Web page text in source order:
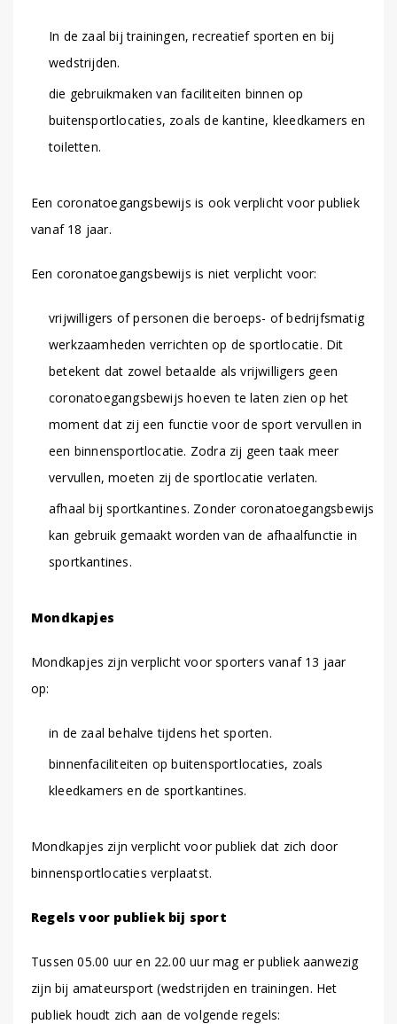
In de zaal bij trainingen, recreatief sporten en bij
wedstrijden.
die gebruikmaken van faciliteiten binnen op
buitensportlocaties, zoals de kantine, kleedkamers en
toiletten.
Een coronatoegangsbewijs is ook verplicht voor publiek
vanaf 18 jaar.
Een coronatoegangsbewijs is niet verplicht voor:
vrijwilligers of personen die beroeps- of bedrijfsmatig
werkzaamheden verrichten op de sportlocatie. Dit
betekent dat zowel betaalde als vrijwilligers geen
coronatoegangsbewijs hoeven te laten zien op het
moment dat zij een functie voor de sport vervullen in
een binnensportlocatie. Zodra zij geen taak meer
vervullen, moeten zij de sportlocatie verlaten.
afhaal bij sportkantines. Zonder coronatoegangsbewijs
kan gebruik gemaakt worden van de afhaalfunctie in
sportkantines.
Mondkapjes
Mondkapjes zijn verplicht voor sporters vanaf 13 jaar
op:
in de zaal behalve tijdens het sporten.
binnenfaciliteiten op buitensportlocaties, zoals
kleedkamers en de sportkantines.
Mondkapjes zijn verplicht voor publiek dat zich door
binnensportlocaties verplaatst.
Regels voor publiek bij sport
Tussen 05.00 uur en 22.00 uur mag er publiek aanwezig
zijn bij amateursport (wedstrijden en trainingen. Het
publiek houdt zich aan de volgende regels: